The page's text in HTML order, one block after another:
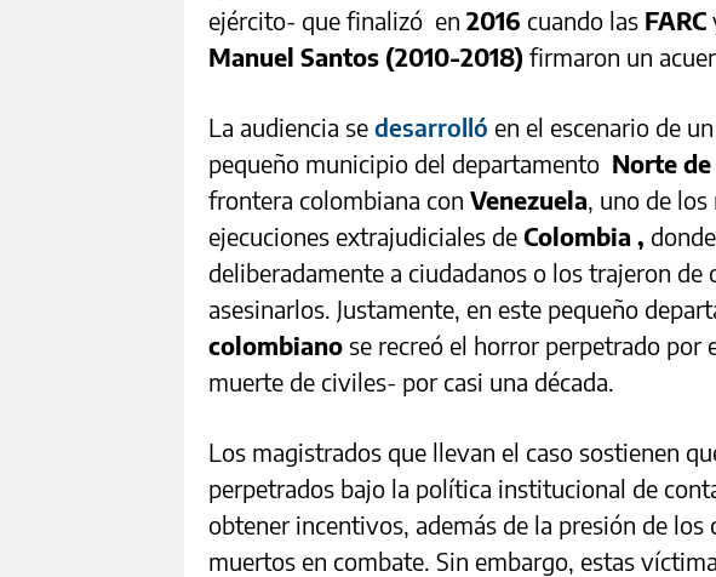
ejército- que finalizó en 2016 cuando las FARC
Manuel Santos (2010-2018) firmaron un
La audiencia se desarrolló en el escenario de
pequeño municipio del departamento Norte
frontera colombiana con Venezuela, uno de
ejecuciones extrajudiciales de Colombia ,
deliberadamente a ciudadanos o los trajeron de
asesinarlos. Justamente, en este pequeño
colombiano se recreó el horror perpetrado por
muerte de civiles- por casi una década.
Los magistrados que llevan el caso sostienen
perpetrados bajo la política institucional de
obtener incentivos, además de la presión de los
muertos en combate. Sin embargo, estas